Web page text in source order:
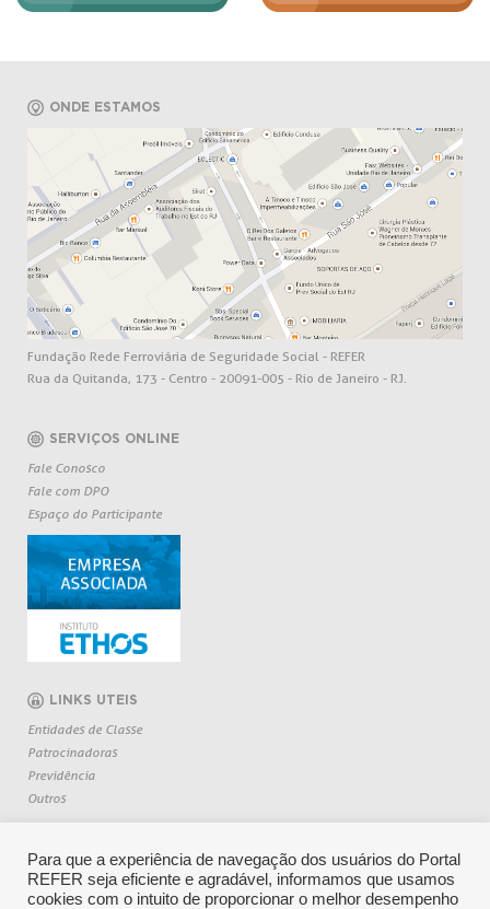
ONDE ESTAMOS
Fundação Rede Ferroviária de Seguridade Social - REFER
Rua da Quitanda, 173 - Centro - 20091-005 - Rio de Janeiro - RJ.
SERVIÇOS ONLINE
Fale Conosco
Fale com DPO
Espaço do Participante
LINKS UTEIS
Entidades de Classe
Patrocinadoras
Previdência
Outros
Para que a experiência de navegação dos usuários do Portal
REFER seja eficiente e agradável, informamos que usamos
cookies com o intuito de proporcionar o melhor desempenho